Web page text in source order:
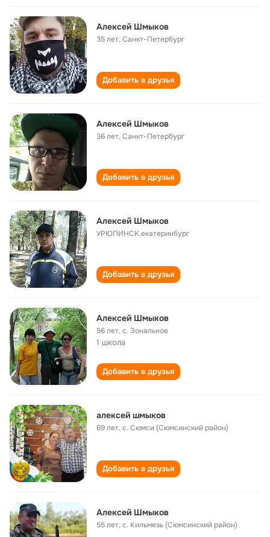
Алексей Шмыков
35 лет,Санкт-Петербург
Добавить в друзья
Алексей Шмыков
36 лет,Санкт-Петербург
Добавить в друзья
Алексей Шмыков
УРЮПИНСК,екатеринбург
Добавить в друзья
Алексей Шмыков
56 лет,с. Зональное
1 школа
Добавить в друзья
алексей шмыков
69 лет,с. Сюмси (Сюмсинский район)
Добавить в друзья
Алексей Шмыков
55 лет,с. Кильмезь (Сюмсинский район)